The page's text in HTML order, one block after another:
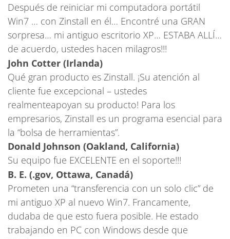
Después de reiniciar mi computadora portátil
Win7 … con Zinstall en él… Encontré una GRAN
sorpresa… mi antiguo escritorio XP… ESTABA ALLÍ…
de acuerdo, ustedes hacen milagros!!!
John Cotter (Irlanda)
Qué gran producto es Zinstall. ¡Su atención al
cliente fue excepcional – ustedes
realmenteapoyan su producto! Para los
empresarios, Zinstall es un programa esencial para
la “bolsa de herramientas”.
Donald Johnson (Oakland, California)
Su equipo fue EXCELENTE en el soporte!!!
B. E. (.gov, Ottawa, Canadá)
Prometen una “transferencia con un solo clic” de
mi antiguo XP al nuevo Win7. Francamente,
dudaba de que esto fuera posible. He estado
trabajando en PC con Windows desde que